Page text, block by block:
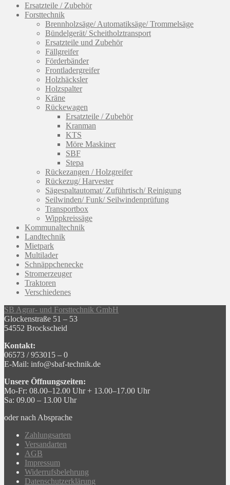
Ersatzteile / Zubehör
Forsttechnik
Brennholzsäge/ Automatiksäge/ Trommelsäge
Bündelgerät/ Scheitholztransport
Ersatzteile und Zubehör
Fällgreifer
Förderbänder
Frontladergreifer
Holzhäcksler
Holzspalter
Kräne
Rückewagen
Ersatzteile / Zubehör
Kranman
KTS
Möre Maskiner
SBF
Stepa
Rückezangen / Holzgreifer
Rückezug/ Harvester
Sägespaltautomat/ Zuführtisch/ Reinigung
Seilwinden/ Funk/ Seilwindenprüfung
Transportbox
Wippkreissäge
Kommunaltechnik
Landtechnik
Mietpark
Multilader
Schnäppchenecke
Stromerzeuger
Traktoren
Verschiedenes
SB Agrar- und Forsttechnik GmbH
Glockenstraße 51 – 53
54552 Brockscheid
Kontakt:
06573 / 953015 – 0
E-Mail: info@sbaf-technik.de
Unsere Öffnungszeiten:
Mo-Fr: 08.00–12.00 Uhr + 13.00–17.00 Uhr
Sa: 09.00 – 13.00 Uhr
oder nach Absprache
Zahlungsarten
Versandarten
AGB
Impressum
Widerrufsbelehrung
Datenschutzerklärung